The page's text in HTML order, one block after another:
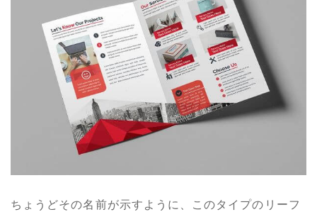
ちょうどその名前が示すように、このタイプのリーフ